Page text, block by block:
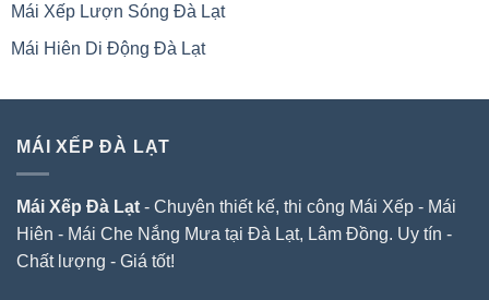
Mái Xếp Lượn Sóng Đà Lạt
Mái Hiên Di Động Đà Lạt
MÁI XẾP ĐÀ LẠT
Mái Xếp Đà Lạt - Chuyên thiết kế, thi công Mái Xếp - Mái
Hiên - Mái Che Nắng Mưa tại Đà Lạt, Lâm Đồng. Uy tín -
Chất lượng - Giá tốt!